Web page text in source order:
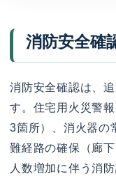
消防安全確
消防安全確認は、
す。住宅用火災警
3箇所）、消火器の
難経路の確保（廊
人数増加に伴う消